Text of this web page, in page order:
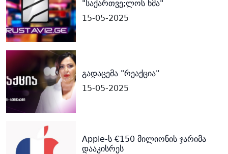
"საქართვე;ლოს ხმა"
15-05-2025
გადაცემა "რეაქცია"
15-05-2025
Apple-ს €150 მილიონის ჯარიმა
დააკისრეს